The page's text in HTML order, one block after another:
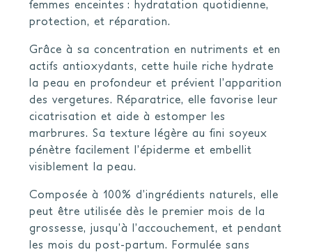
femmes enceintes : hydratation quotidienne,
protection, et réparation.
Grâce à sa concentration en nutriments et en
actifs antioxydants, cette huile riche hydrate
la peau en profondeur et prévient l’apparition
des vergetures. Réparatrice, elle favorise leur
cicatrisation et aide à estomper les
marbrures. Sa texture légère au fini soyeux
pénètre facilement l’épiderme et embellit
visiblement la peau.
Composée à 100% d’ingrédients naturels, elle
peut être utilisée dès le premier mois de la
grossesse, jusqu’à l’accouchement, et pendant
les mois du post-partum. Formulée sans